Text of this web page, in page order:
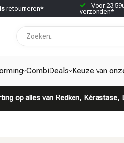
retourneren* Voor
verzonden*
CombiDeals Keuze van
op alles van Redken, Kérastase,